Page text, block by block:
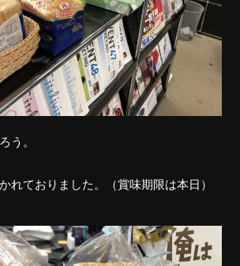
う。
れておりました。（賞味期限は本日）